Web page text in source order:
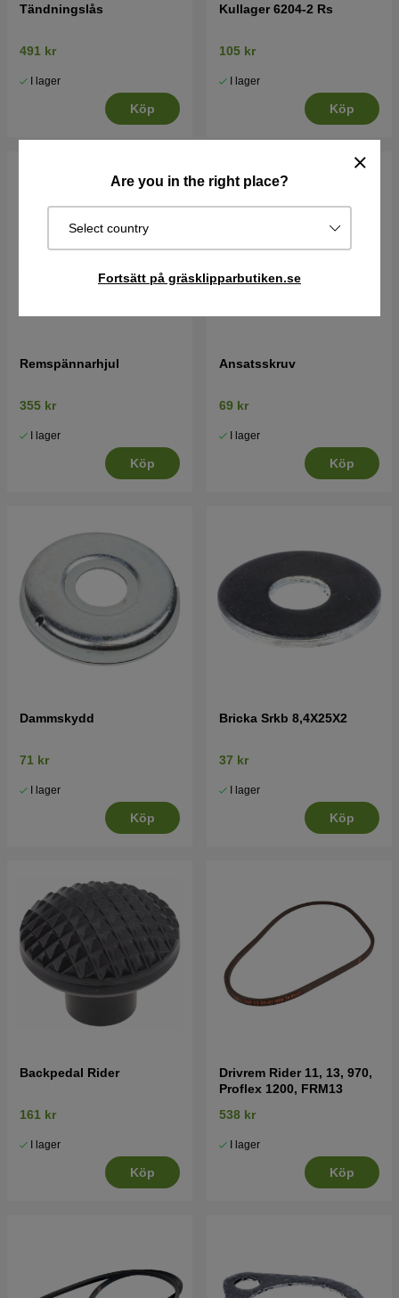
Are you in the right place?
Select country
Fortsätt på gräsklipparbutiken.se
Tändningslås
491 kr
I lager
Köp
Kullager 6204-2 Rs
105 kr
I lager
Köp
Remspännarhjul
355 kr
I lager
Köp
Ansatsskruv
69 kr
I lager
Köp
Dammskydd
71 kr
I lager
Köp
Bricka Srkb 8,4X25X2
37 kr
I lager
Köp
Backpedal Rider
161 kr
I lager
Köp
Drivrem Rider 11, 13, 970,
Proflex 1200, FRM13
538 kr
I lager
Köp